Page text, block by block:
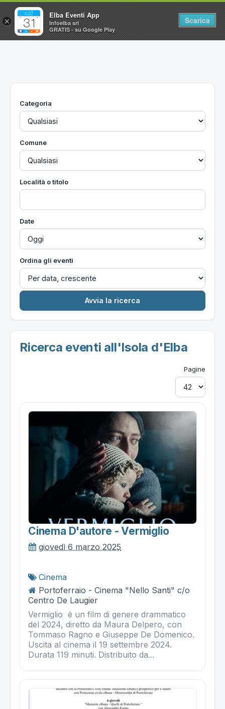
Home
Utilità
Categoria
Comune
Località o titolo
Date
Ordina gli eventi
Ricerca eventi all'Isola d'Elba
Pagine
Cinema D'autore - Vermiglio
giovedì 6 marzo 2025
Cinema
Portoferraio - Cinema "Nello Santi" c/o
Centro De Laugier
Vermiglio è un film di genere drammatico
del 2024, diretto da Maura Delpero, con
Tommaso Ragno e Giuseppe De Domenico.
Uscita al cinema il 19 settembre 2024.
Durata 119 minuti. Distribuito da...
×
Elba Eventi App
Infoelba srl
GRATIS - su Google Play
Scarica